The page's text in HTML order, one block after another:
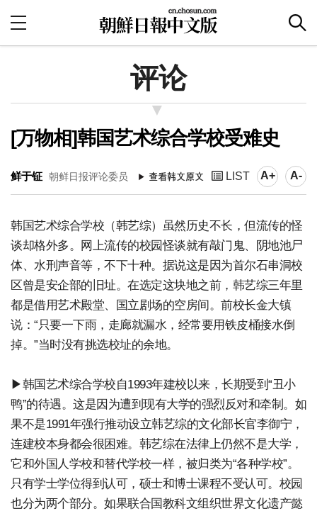
评论
[万物相]韩国艺术综合学校受难史
鲜于钲 朝鲜日报评论委员 LIST A+ A-
韩国艺术综合学校（韩艺综）虽然历史不长，但流传的怪
谈却格外多。网上流传的校园怪谈就有敲门鬼、阴地池尸
体、水刑声音等，不下十种。据说这是因为首尔石串洞校
区曾是安企部的旧址。在选定这块地之前，韩艺综三年里
都是借用艺术殿堂、国立剧场的空房间。前校长金大镇
说：“只要一下雨，走廊就漏水，经常要用铁皮桶接水倒
掉。”当时没有挑选校址的余地。
▶韩国艺术综合学校自1993年建校以来，长期受到“丑小
鸭”的待遇。这是因为遭到现有大学的强烈反对和牵制。如
果不是1991年强行推动设立韩艺综的文化部长官李御宁，
连建校本身都会很困难。韩艺综在法律上仍然不是大学，
它和外国人学校和替代学校一样，被归类为“各种学校”。
只有学士学位得到认可，硕士和博士课程不受认可。校园
也分为两个部分。如果联合国教科文组织世界文化遗产懿